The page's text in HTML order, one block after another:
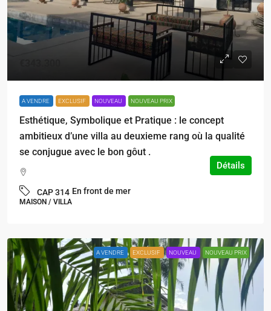
A VENDRE EXCLUSIF NOUVEAU NOUVEAU PRIX
Esthétique, Symbolique et Pratique : le concept
ambitieux d’une villa au deuxieme rang où la qualité
se conjugue avec le bon gôut .
CAP 314 En front de mer
MAISON / VILLA
Détails
A VENDRE EXCLUSIF NOUVEAU NOUVEAU PRIX